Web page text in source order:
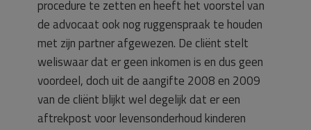
procedure te zetten en heeft het voorstel van
de advocaat ook nog ruggenspraak te houden
met zijn partner afgewezen. De cliënt stelt
weliswaar dat er geen inkomen is en dus geen
voordeel, doch uit de aangifte 2008 en 2009
van de cliënt blijkt wel degelijk dat er een
aftrekpost voor levensonderhoud kinderen